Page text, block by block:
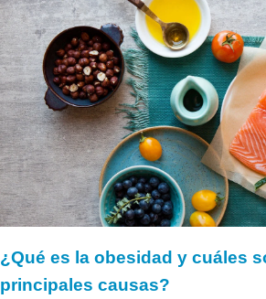
¿Qué es la obesidad y cuáles
principales causas?